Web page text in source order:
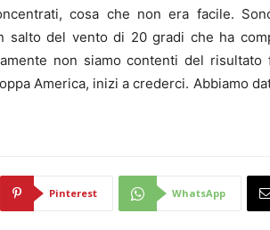
cosa che non era facile.
salto del vento di 20 gradi che ha
non siamo contenti del risultato
America, inizi a crederci. Abbiamo
Pinterest WhatsApp